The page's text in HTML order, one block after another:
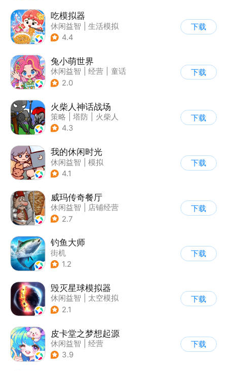
吃模拟器
休闲益智
生活模拟
| 美食
4.4
下载
兔小萌世界
休闲益智 经营
童话
| 捏脸
2.0
下载
火柴人神话战场
策略 塔防
火柴人
| 休闲益智
4.3
下载
我的休闲时光
休闲益智
模拟
4.1
下载
威玛传奇餐厅
休闲益智
店铺经营
| 美食
2.7
下载
钓鱼大师
街机
1.2
下载
毁灭星球模拟器
休闲益智
太空模拟
| 太空
2.1
下载
皮卡堂之梦想起源
休闲益智
经营
| 像素风
3.9
下载